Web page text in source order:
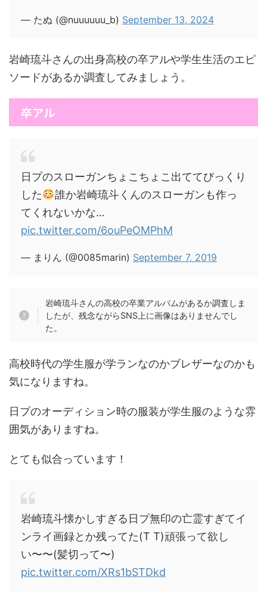
— たぬ (@nuuuuuu_b) September 13, 2024
岩崎琉斗さんの出身高校の卒アルや学生生活のエピ
ソードがあるか調査してみましょう。
卒アル
日プのスローガンちょこちょこ出ててびっくり
した
誰か岩崎琉斗くんのスローガンも作っ
てくれないかな…
pic.twitter.com/6ouPeOMPhM
— まりん (@0085marin) September 7, 2019
岩崎琉斗さんの高校の卒業アルバムがあるか調査しま
したが、残念ながらSNS上に画像はありませんでし
た。
高校時代の学生服が学ランなのかブレザーなのかも
気になりますね。
日プのオーディション時の服装が学生服のような雰
囲気がありますね。
とても似合っています！
岩崎琉斗懐かしすぎる日プ無印の亡霊すぎてイ
ンライ画録とか残ってた(T T)頑張って欲し
い〜〜(髪切って〜)
pic.twitter.com/XRs1bSTDkd